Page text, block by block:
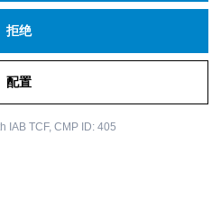
Icloby基金会
们的新闻
配置
拒绝
IAB TCF, CMP ID: 405